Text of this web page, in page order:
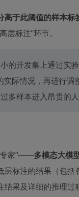
高于此阈值的样本标
层标注”环节。
的开发集上通过实
际情况，再进行
多样本进入昂贵的
专家”——多模态大模
标注的结果（包
结果及详细的推理过